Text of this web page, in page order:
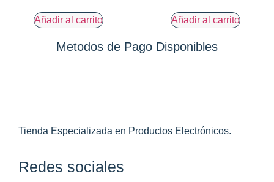
Añadir al carrito Añadir al carrito
Metodos de Pago Disponibles
Tienda Especializada en Productos Electrónicos.
Redes sociales